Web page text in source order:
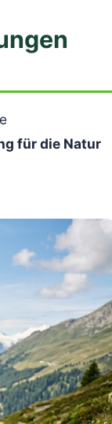
für die Natur